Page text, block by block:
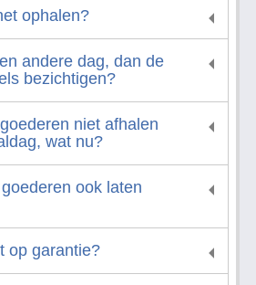
ophalen?
andere dag, dan de
bezichtigen?
niet afhalen
wat nu?
ook laten
op garantie?